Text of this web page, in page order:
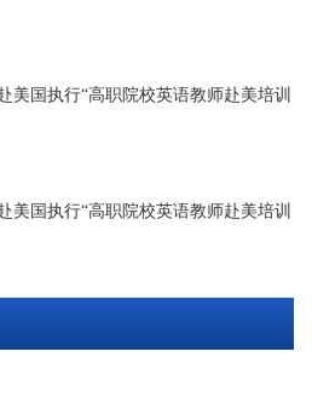
美国执行“高职院校英语教师赴美培训
美国执行“高职院校英语教师赴美培训